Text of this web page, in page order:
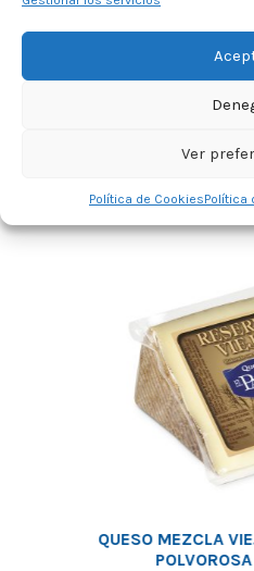
Ver
Política de CookiesPolítica
PRODUCTOS
QUESO MEZCLA
POLVOROSA